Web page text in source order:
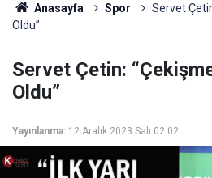
Anasayfa Spor
Servet
Oldu”
Servet Çetin:
Oldu”
Yayınlanma: 12 Aralık 2023 Salı 02:02